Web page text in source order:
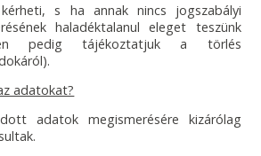
s ha annak nincs jogszabályi
haladéktalanul eleget teszünk
pedig tájékoztatjuk a törlés
adatokat?
adatok megismerésére kizárólag